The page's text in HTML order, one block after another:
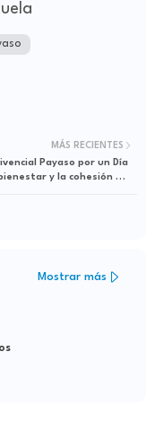
MÁS RECIENTES
Payaso por un Día
y la cohesión de
Mostrar más